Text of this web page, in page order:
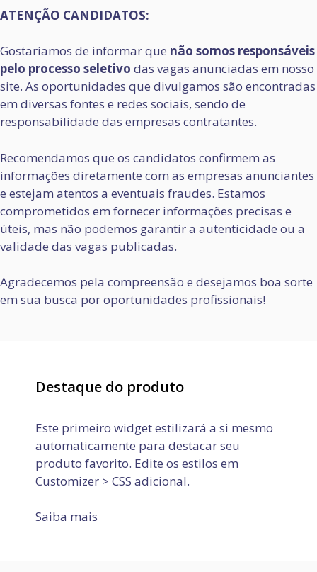
ATENÇÃO CANDIDATOS:
Gostaríamos de informar que não somos responsáveis
pelo processo seletivo das vagas anunciadas em nosso
site. As oportunidades que divulgamos são encontradas
em diversas fontes e redes sociais, sendo de
responsabilidade das empresas contratantes.
Recomendamos que os candidatos confirmem as
informações diretamente com as empresas anunciantes
e estejam atentos a eventuais fraudes. Estamos
comprometidos em fornecer informações precisas e
úteis, mas não podemos garantir a autenticidade ou a
validade das vagas publicadas.
Agradecemos pela compreensão e desejamos boa sorte
em sua busca por oportunidades profissionais!
Destaque do produto
Este primeiro widget estilizará a si mesmo
automaticamente para destacar seu
produto favorito. Edite os estilos em
Customizer > CSS adicional.
Saiba mais